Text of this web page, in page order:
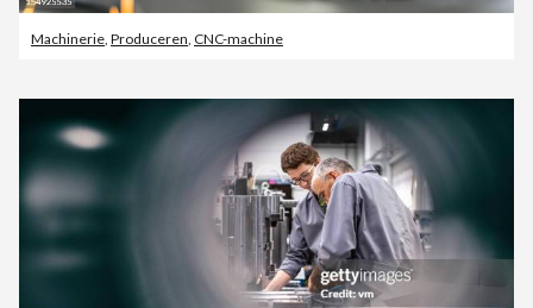
Machinerie Produceren CNC-machine